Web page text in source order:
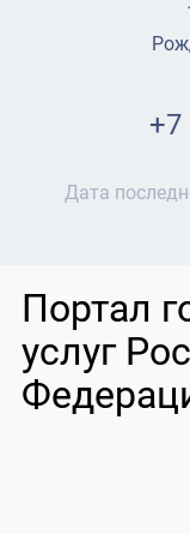
+7
Дата
Портал
услуг